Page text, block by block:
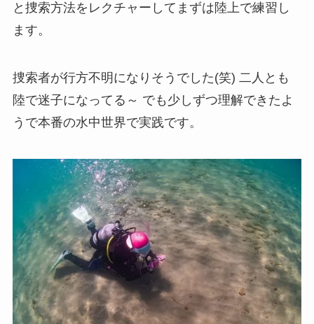
と捜索方法をレクチャーしてまずは陸上で練習し
ます。
捜索者が行方不明になりそうでした(笑) 二人とも
陸で迷子になってる～ でも少しずつ理解できたよ
うで本番の水中世界で実践です。